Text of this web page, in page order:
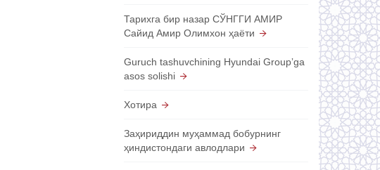
Тарихга бир назар СЎНГГИ АМИР
Сайид Амир Олимхон ҳаёти
Guruch tashuvchining Hyundai Groupʼga
asos solishi
Хотира
Заҳириддин муҳаммад бобурнинг
ҳиндистондаги авлодлари